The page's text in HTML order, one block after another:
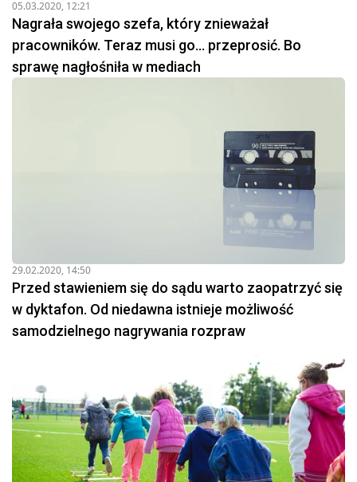
05.03.2020, 12:21
Nagrała swojego szefa, który znieważał
pracowników. Teraz musi go… przeprosić. Bo
sprawę nagłośniła w mediach
29.02.2020, 14:50
Przed stawieniem się do sądu warto zaopatrzyć się
w dyktafon. Od niedawna istnieje możliwość
samodzielnego nagrywania rozpraw